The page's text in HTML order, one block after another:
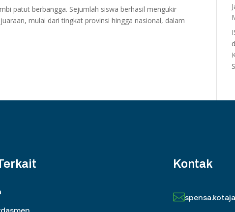
patut berbangga. Sejumlah siswa berhasil mengukir
mulai dari tingkat provinsi hingga nasional, dalam
Kontak
